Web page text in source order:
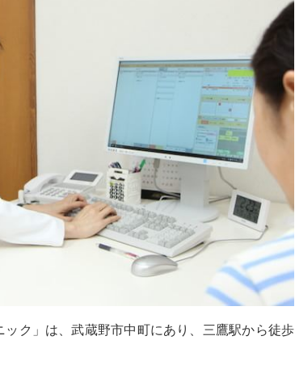
ク」は、武蔵野市中町にあり、三鷹駅から徒歩